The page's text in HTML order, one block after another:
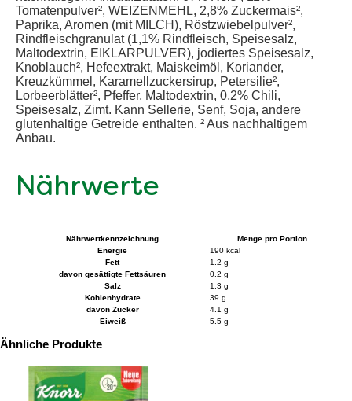
Tomatenpulver², WEIZENMEHL, 2,8% Zuckermais²,
Paprika, Aromen (mit MILCH), Röstzwiebelpulver²,
Rindfleischgranulat (1,1% Rindfleisch, Speisesalz,
Maltodextrin, EIKLARPULVER), jodiertes Speisesalz,
Knoblauch², Hefeextrakt, Maiskeimöl, Koriander,
Kreuzkümmel, Karamellzuckersirup, Petersilie²,
Lorbeerblätter², Pfeffer, Maltodextrin, 0,2% Chili,
Speisesalz, Zimt. Kann Sellerie, Senf, Soja, andere
glutenhaltige Getreide enthalten. ² Aus nachhaltigem
Anbau.
Nährwerte
Nährwertkennzeichnung
Menge pro Portion
Energie
190 kcal
Fett
1.2 g
davon gesättigte Fettsäuren
0.2 g
Salz
1.3 g
Kohlenhydrate
39 g
davon Zucker
4.1 g
Eiweiß
5.5 g
Ähnliche Produkte